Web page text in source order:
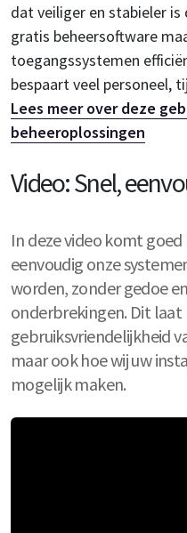
dat veiliger en stabieler
gratis beheersoftware
toegangssystemen
bespaart veel personeel,
Lees meer over deze
beheeroplossingen
Video: Snel,
In deze video komt
eenvoudig onze
worden, zonder gedoe
onderbrekingen. Dit laat
gebruiksvriendelijkheid
maar ook hoe wij uw
mogelijk maken.